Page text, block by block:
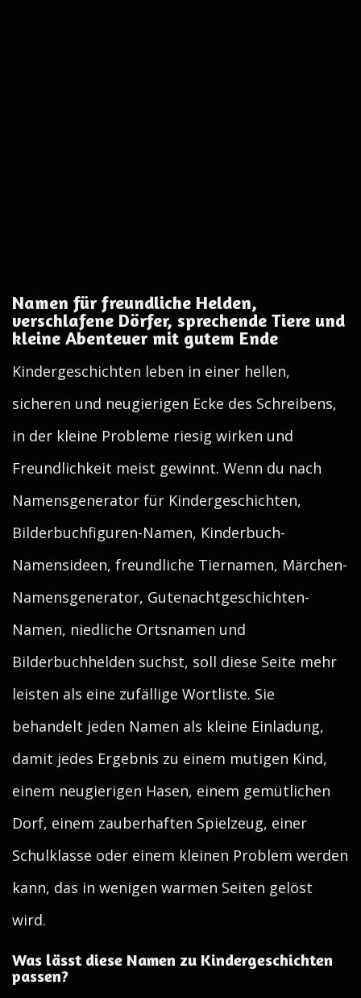
Namen für freundliche Helden,
verschlafene Dörfer, sprechende Tiere und
kleine Abenteuer mit gutem Ende
Kindergeschichten leben in einer hellen,
sicheren und neugierigen Ecke des Schreibens,
in der kleine Probleme riesig wirken und
Freundlichkeit meist gewinnt. Wenn du nach
Namensgenerator für Kindergeschichten,
Bilderbuchfiguren-Namen, Kinderbuch-
Namensideen, freundliche Tiernamen, Märchen-
Namensgenerator, Gutenachtgeschichten-
Namen, niedliche Ortsnamen und
Bilderbuchhelden suchst, soll diese Seite mehr
leisten als eine zufällige Wortliste. Sie
behandelt jeden Namen als kleine Einladung,
damit jedes Ergebnis zu einem mutigen Kind,
einem neugierigen Hasen, einem gemütlichen
Dorf, einem zauberhaften Spielzeug, einer
Schulklasse oder einem kleinen Problem werden
kann, das in wenigen warmen Seiten gelöst
wird.
Was lässt diese Namen zu Kindergeschichten
passen?